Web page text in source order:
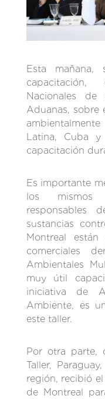
Esta
Nacionales
Aduanas, sobre
Latina, Cuba y
capacitación
Es importante
los mismos
responsables
sustancias
Montreal
comerciales
Ambientales
muy útil
iniciativa de
Ambiente, es
este taller.
Por otra parte,
Taller,
región, recibió
de Montreal